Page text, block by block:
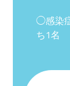
◯感染
ち1名